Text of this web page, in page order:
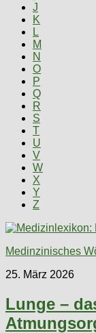
J
K
L
M
N
O
P
Q
R
S
T
U
V
W
X
Y
Z
Medinzinisches
25. März 2026
Lunge –